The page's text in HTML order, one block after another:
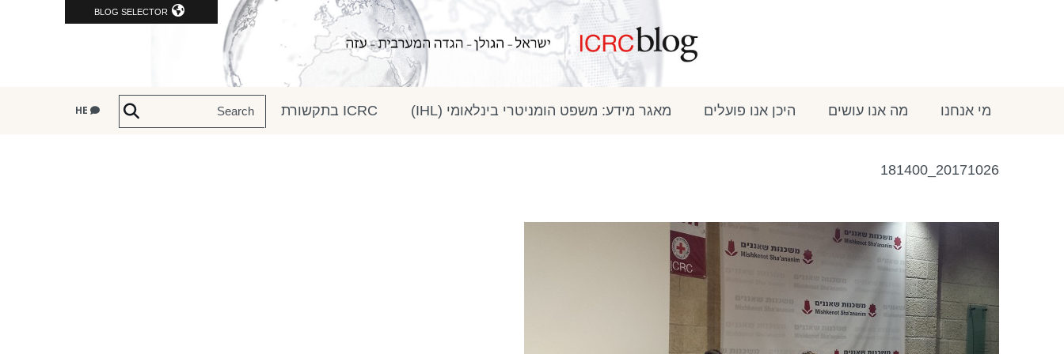
BLOG SELECTOR
מי אנחנו מה אנו עושים היכן אנו פועלים מאגר מידע: משפט הומניטרי בינלאומי (IHL) ICRC בתקשורת
20171026_181400